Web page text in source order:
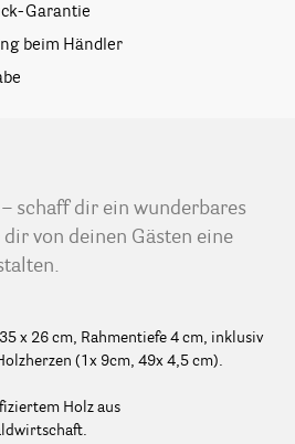
Garantie
beim Händler
schaff dir ein wunderbares
von deinen Gästen eine
x 26 cm, Rahmentiefe 4 cm, inklusiv
(1x 9cm, 49x 4,5 cm).
Holz aus